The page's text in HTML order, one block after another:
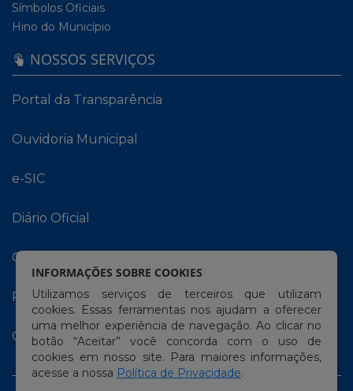
Símbolos Oficiais
Hino do Município
NOSSOS SERVIÇOS
Portal da Transparência
Ouvidoria Municipal
e-SIC
Diário Oficial
Carta de Serviços
Portal do Contribuinte
Contracheque Online
INFORMAÇÕES SOBRE COOKIES
Utilizamos serviços de terceiros que utilizam
cookies. Essas ferramentas nos ajudam a oferecer
uma melhor experiência de navegação. Ao clicar no
botão “Aceitar” você concorda com o uso de
cookies em nosso site. Para maiores informações,
acesse a nossa Política de Privacidade.